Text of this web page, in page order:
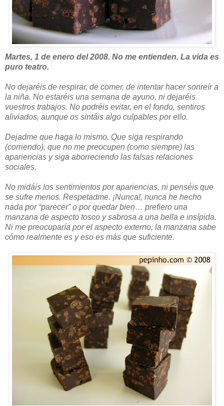
Martes, 1 de enero del 2008. No me entienden. La vida es
puro teatro.
No dejaréis de respirar, de comer, de intentar hacer sonreír a
la niña. No estaréis una semana de ayuno, ni dejaréis
vuestros trabajos. No podréis evitar, en el fondo, sentiros
aliviados, aunque os sintáis algo culpables por ello.
Dejadme que haga lo mismo. Que siga respirando
(corriendo), que no me preocupen (como siempre) las
apariencias y siga aborreciendo las falsas relaciones
sociales.
No midáis los sentimientos por apariencias, ni penséis que
se sufre menos. Respetadme. ¡Nunca!, nunca he hecho
nada por “parecer” o por quedar bien… prefiero una
manzana de aspecto tosco y sabrosa a una bella e insípida.
Ni me preocuparía por el aspecto externo, la manzana sabe
cómo realmente es y eso es más que suficiente.